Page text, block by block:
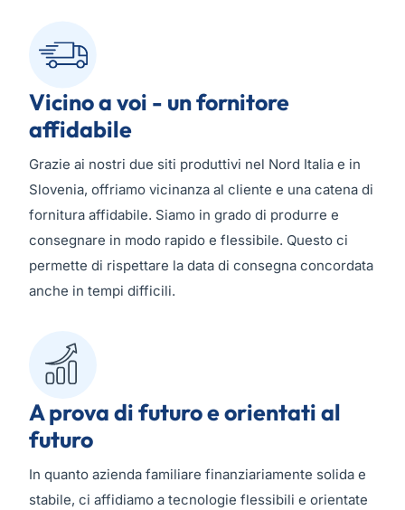
Vicino a voi - un fornitore
affidabile
Grazie ai nostri due siti produttivi nel Nord Italia e in
Slovenia, offriamo vicinanza al cliente e una catena di
fornitura affidabile. Siamo in grado di produrre e
consegnare in modo rapido e flessibile. Questo ci
permette di rispettare la data di consegna concordata
anche in tempi difficili.
A prova di futuro e orientati al
futuro
In quanto azienda familiare finanziariamente solida e
stabile, ci affidiamo a tecnologie flessibili e orientate